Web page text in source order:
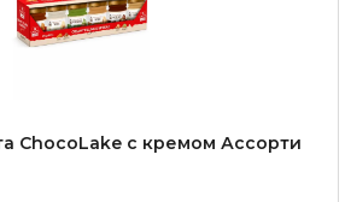
ChocoLake с кремом Ассорти